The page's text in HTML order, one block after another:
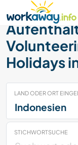
CONTENT
MAIN NAVIGATION
Holidays
LAND ODER ORT
STICHWORTSUCHE